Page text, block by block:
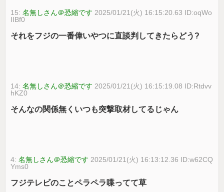
15:名無しさん＠恐縮です 2025/01/21(火) 16:15:20.63 ID:oqWo
IIBf0
それをフジの一番偉いやつに直談判してきたらどう?
14:名無しさん＠恐縮です 2025/01/21(火) 16:15:19.08 ID:Rtdvv
hKZ0
そんなの関係無くいつも突撃取材してるじゃん
4:名無しさん＠恐縮です 2025/01/21(火) 16:13:12.36 ID:w62CQ
Yms0
フジテレビのことペラペラ喋ってて草